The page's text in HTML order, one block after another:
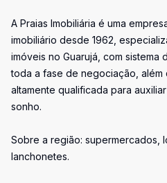
A Praias Imobiliária é uma
imobiliário desde 1962,
imóveis no Guarujá, com sistema
toda a fase de negociação, além
altamente qualificada para
sonho.
Sobre a região: supermercados,
lanchonetes.